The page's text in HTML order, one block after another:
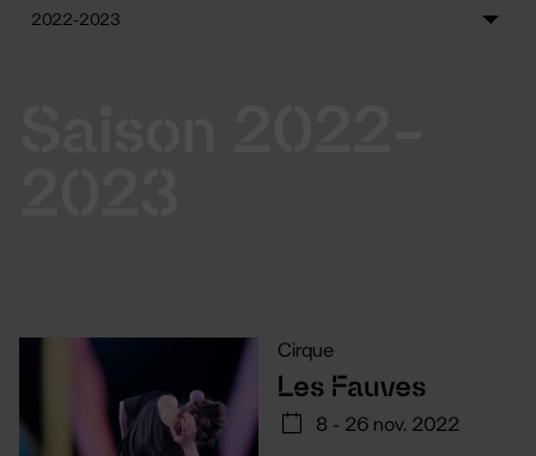
Cirque
Les Fauves
8 - 26 nov. 2022